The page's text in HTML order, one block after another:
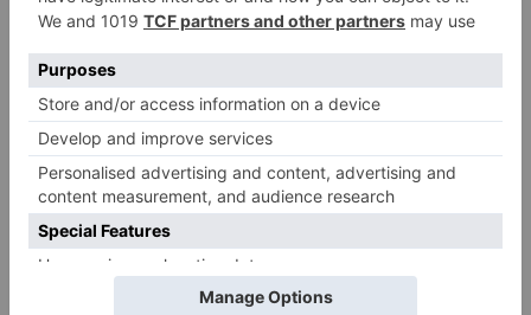
principios de transparencia, reduzcan la brecha
salarial entre las personas con y sin
discapacidad, evolucionen hacia sectores de
actividad con mayor valor añadido e
identifiquen mecanismos que aseguren el
retorno de los beneficios al propio centro.